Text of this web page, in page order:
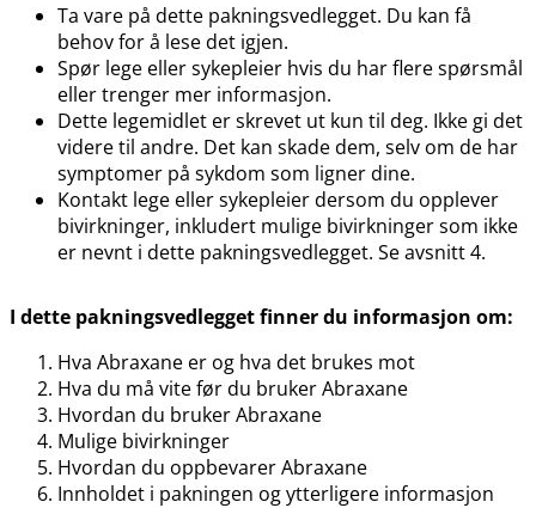
Ta vare på dette pakningsvedlegget. Du kan få
behov for å lese det igjen.
Spør lege eller sykepleier hvis du har flere spørsmål
eller trenger mer informasjon.
Dette legemidlet er skrevet ut kun til deg. Ikke gi det
videre til andre. Det kan skade dem, selv om de har
symptomer på sykdom som ligner dine.
Kontakt lege eller sykepleier dersom du opplever
bivirkninger, inkludert mulige bivirkninger som ikke
er nevnt i dette pakningsvedlegget. Se avsnitt 4.
I dette pakningsvedlegget finner du informasjon om:
Hva Abraxane er og hva det brukes mot
Hva du må vite før du bruker Abraxane
Hvordan du bruker Abraxane
Mulige bivirkninger
Hvordan du oppbevarer Abraxane
Innholdet i pakningen og ytterligere informasjon